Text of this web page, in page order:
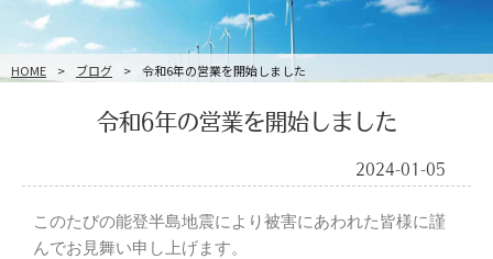
HOME > ブログ > 令和6年の営業を開始しました
令和6年の営業を開始しました
2024-01-05
このたびの能登半島地震により被害にあわれた皆様に謹
んでお見舞い申し上げます。